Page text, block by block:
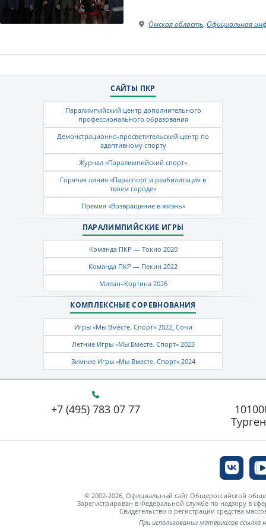
Омская область, Официальная
САЙТЫ ПКР
Паралимпийский центр дополнительного
профессионального образования
Демонстрационно-просветительский центр по
адаптивному спорту
Журнал «Паралимпийский спорт»
Горячая линия «Параспорт и реабилитация в
твоем городе»
Премия «Возвращение в жизнь»
ПАРАЛИМПИЙСКИЕ ИГРЫ
Команда ПКР — Токио 2020
Команда ПКР — Пекин 2022
Милан–Кортина 2026
КОМПЛЕКСНЫЕ СОРЕВНОВАНИЯ
Игры «Мы Вместе. Спорт» 2022, Сочи
Летние Игры «Мы Вместе. Спорт» 2023
Зимние Игры «Мы Вместе. Спорт» 2024
+7 (495) 783 07 77
© 2002-2026, Официальный сайт Общероссийской
Зарегистрирован в Федеральной службе по надзору в
Свидетельство о регистрации средства
При использовании материалов